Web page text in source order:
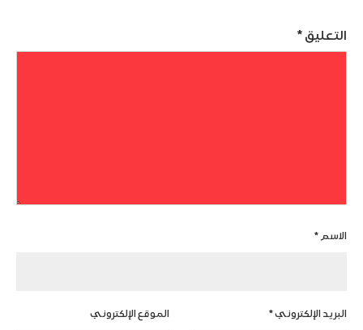
التعليق *
الاسم*
البريد الإلكتروني* الموقع الإلكتروني